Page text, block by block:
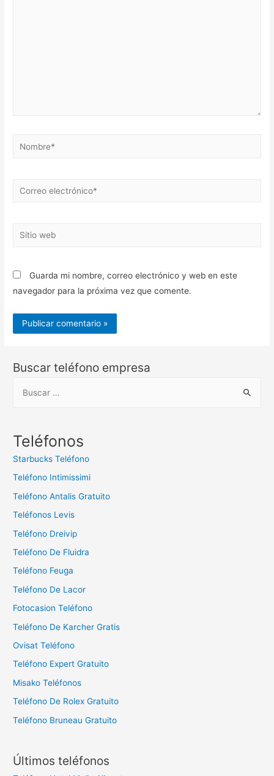
Nombre*
Correo
Sitio
Guarda mi nombre, correo electrónico y web en este
navegador para la próxima vez que comente.
Buscar teléfono empresa
c
:
Teléfonos
Starbucks Teléfono
Teléfono Intimissimi
Teléfono Antalis Gratuito
Teléfonos Levis
Teléfono Dreivip
Teléfono De Fluidra
Teléfono Feuga
Teléfono De Lacor
Fotocasion Teléfono
Teléfono De Karcher Gratis
Ovisat Teléfono
Teléfono Expert Gratuito
Misako Teléfonos
Teléfono De Rolex Gratuito
Teléfono Bruneau Gratuito
Últimos teléfonos